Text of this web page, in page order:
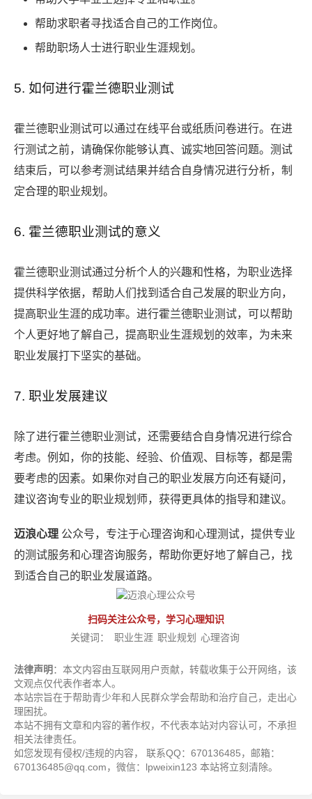
帮助求职者寻找适合自己的工作岗位。
帮助职场人士进行职业生涯规划。
5. 如何进行霍兰德职业测试
霍兰德职业测试可以通过在线平台或纸质问卷进行。在进
行测试之前，请确保你能够认真、诚实地回答问题。测试
结束后，可以参考测试结果并结合自身情况进行分析，制
定合理的职业规划。
6. 霍兰德职业测试的意义
霍兰德职业测试通过分析个人的兴趣和性格，为职业选择
提供科学依据，帮助人们找到适合自己发展的职业方向，
提高职业生涯的成功率。进行霍兰德职业测试，可以帮助
个人更好地了解自己，提高职业生涯规划的效率，为未来
职业发展打下坚实的基础。
7. 职业发展建议
除了进行霍兰德职业测试，还需要结合自身情况进行综合
考虑。例如，你的技能、经验、价值观、目标等，都是需
要考虑的因素。如果你对自己的职业发展方向还有疑问，
建议咨询专业的职业规划师，获得更具体的指导和建议。
迈浪心理 公众号，专注于心理咨询和心理测试，提供专业
的测试服务和心理咨询服务，帮助你更好地了解自己，找
到适合自己的职业发展道路。
扫码关注公众号，学习心理知识
关键词：
职业生涯 职业规划 心理咨询
法律声明：本文内容由互联网用户贡献，转载收集于公开网络，该
文观点仅代表作者本人。
本站宗旨在于帮助青少年和人民群众学会帮助和治疗自己，走出心
理困扰。
本站不拥有文章和内容的著作权，不代表本站对内容认可，不承担
相关法律责任。
如您发现有侵权/违规的内容， 联系QQ：670136485，邮箱：
670136485@qq.com，微信：lpweixin123 本站将立刻清除。